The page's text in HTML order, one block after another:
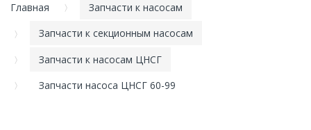
Главная
Запчасти к насосам
Запчасти к секционным насосам
Запчасти к насосам ЦНСГ
Запчасти насоса ЦНСГ 60-99